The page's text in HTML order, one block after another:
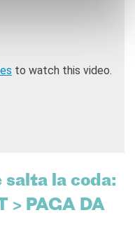
to watch this video.
la coda:
> PAGA DA